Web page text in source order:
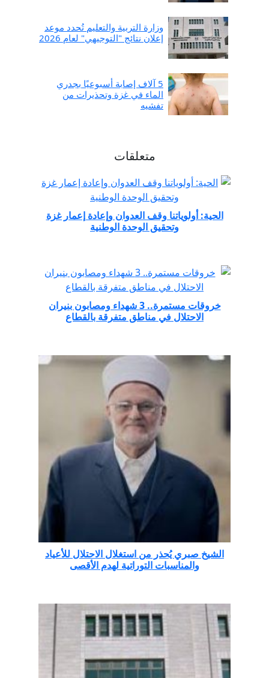
وزارة التربية والتعليم تُحدد موعد
إعلان نتائج "التوجيهي" لعام 2026
5 آلاف إصابة أسبوعيًا بجدري
الماء في غزة وتحذيرات من
تفشيه
متعلقات
الحية: أولوياتنا وقف العدوان وإعادة إعمار غزة
وتحقيق الوحدة الوطنية
خروقات مستمرة.. 3 شهداء ومصابون بنيران
الاحتلال في مناطق متفرقة بالقطاع
الشيخ صبري يُحذر من استغلال الاحتلال للأعياد
والمناسبات التوراتية لهدم الأقصى